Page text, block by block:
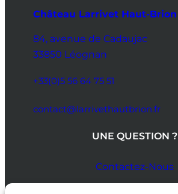
Château Larrivet Haut-Brion
84, avenue de Cadaujac
33850 Léognan
+33(0)5 56 64 75 51
contact@larrivethautbrion.fr
UNE QUESTION ?
Contactez-Nous